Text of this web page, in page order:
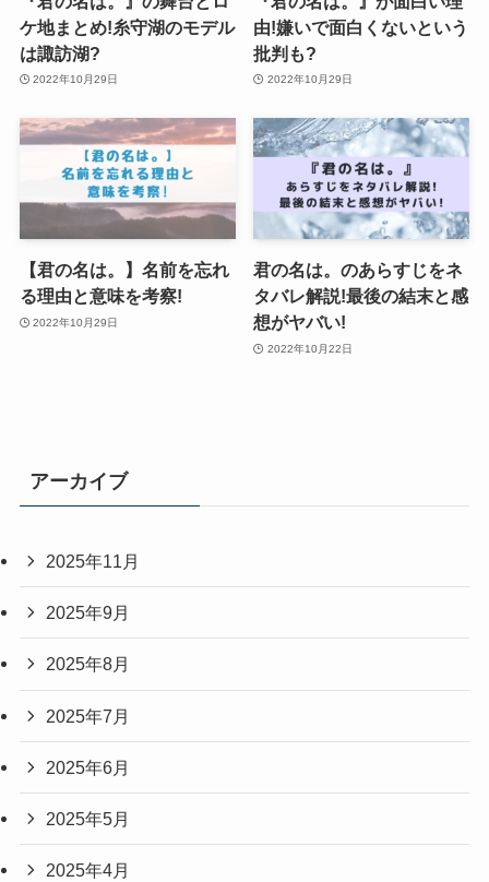
ケ地まとめ!糸守湖のモデル
は諏訪湖?
2022年10月29日
由!嫌いで面白くないという
批判も?
2022年10月29日
【君の名は。】名前を忘れ
る理由と意味を考察!
2022年10月29日
君の名は。のあらすじをネ
タバレ解説!最後の結末と感
想がヤバい!
2022年10月22日
アーカイブ
2025年11月
2025年9月
2025年8月
2025年7月
2025年6月
2025年5月
2025年4月